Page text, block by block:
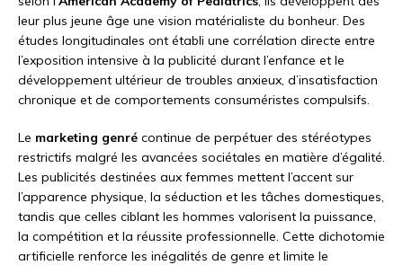
leur plus jeune âge une vision matérialiste du bonheur. Des
études longitudinales ont établi une corrélation directe entre
l’exposition intensive à la publicité durant l’enfance et le
développement ultérieur de troubles anxieux, d’insatisfaction
chronique et de comportements consuméristes compulsifs.
Le marketing genré continue de perpétuer des stéréotypes
restrictifs malgré les avancées sociétales en matière d’égalité.
Les publicités destinées aux femmes mettent l’accent sur
l’apparence physique, la séduction et les tâches domestiques,
tandis que celles ciblant les hommes valorisent la puissance,
la compétition et la réussite professionnelle. Cette dichotomie
artificielle renforce les inégalités de genre et limite le